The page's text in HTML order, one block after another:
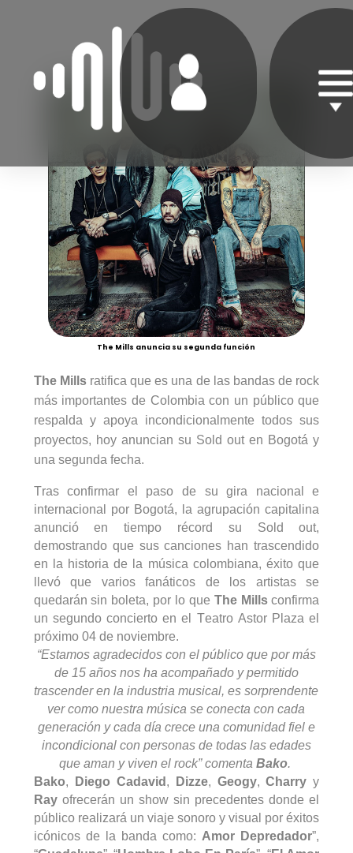
The Mills anuncia su segunda función
TheMillsratifica que es una de las bandas de rock
más importantes de Colombia con un público que
respalda y apoya incondicionalmente todos sus
proyectos, hoy anuncian su Sold outen Bogotá y
una segunda fecha.
Tras confirmar el paso de su gira nacional e
internacional por Bogotá, la agrupación capitalina
anunció en tiempo récord su Sold out,
demostrando que sus canciones han trascendido
en la historia de la música colombiana, éxito que
llevó que varios fanáticos de los artistas se
quedarán sin boleta, por lo que TheMillsconfirma
un segundo concierto en el Teatro Astor Plaza el
próximo 04 de noviembre.
“Estamos agradecidos con el público que por más
de 15 años nos ha acompañado y permitido
trascender en la industria musical, es sorprendente
ver como nuestra música se conecta con cada
generación y cada día crece una comunidad fiel e
incondicional con personas de todas las edades
que aman y viven el rock” comenta Bako.
Bako, Diego Cadavid , Dizze, Geogy,Charry y
Rayofrecerán un showsin precedentes donde el
público realizará un viaje sonoro y visual por éxitos
icónicos de la banda como:Amor Depredador”,